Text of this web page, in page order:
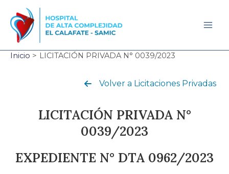
contenido
Inicio LICITACIÓN PRIVADA N° 0039/2023
Volver a Licitaciones Privadas
LICITACIÓN PRIVADA N°
0039/2023
EXPEDIENTE N° DTA 0962/2023